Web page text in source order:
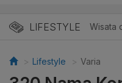
LIFESTYLE Wisata
Lifestyle Varia